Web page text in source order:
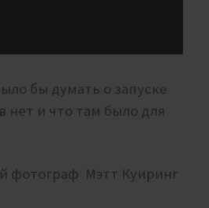
бы думать о запуске
нет и что там было для
фотограф Мэтт Куиринг